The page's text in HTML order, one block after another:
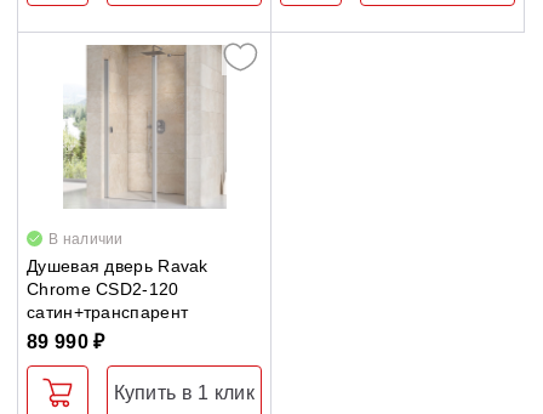
В наличии
Душевая дверь Ravak
Chrome CSD2-120
сатин+транспарент
89 990 ₽
Купить в 1 клик